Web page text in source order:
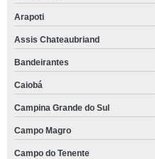
Arapoti
Assis Chateaubriand
Bandeirantes
Caiobá
Campina Grande do Sul
Campo Magro
Campo do Tenente